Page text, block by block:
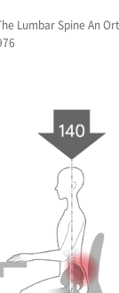
Lumbar Spine An